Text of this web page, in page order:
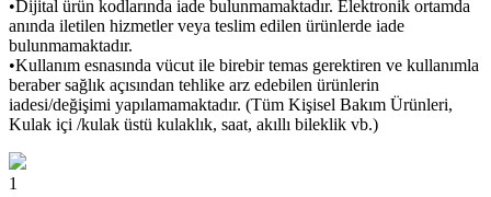
•Dijital ürün kodlarında iade bulunmamaktadır. Elektronik ortamda
anında iletilen hizmetler veya teslim edilen ürünlerde iade
bulunmamaktadır.
•Kullanım esnasında vücut ile birebir temas gerektiren ve kullanımla
beraber sağlık açısından tehlike arz edebilen ürünlerin
iadesi/değişimi yapılamamaktadır. (Tüm Kişisel Bakım Ürünleri,
Kulak içi /kulak üstü kulaklık, saat, akıllı bileklik vb.)
1